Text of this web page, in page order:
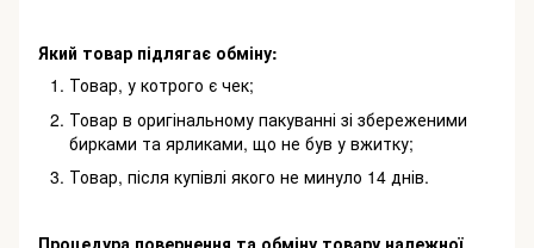
Який товар підлягає обміну:
Товар, у котрого є чек;
Товар в оригінальному пакуванні зі збереженими
бирками та ярликами, що не був у вжитку;
Товар, після купівлі якого не минуло 14 днів.
Процедура повернення та обміну товару належної